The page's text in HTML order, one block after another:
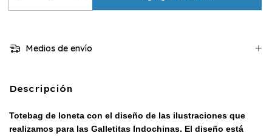
Medios de envío
Descripción
Totebag de loneta con el diseño de las ilustraciones que
realizamos para las Galletitas Indochinas. El diseño está